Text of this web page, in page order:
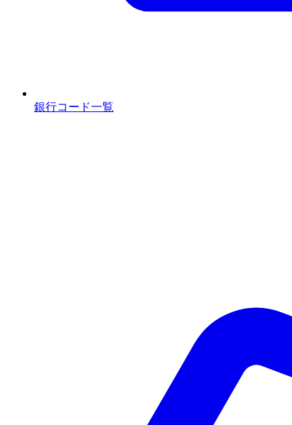
銀行コード一覧